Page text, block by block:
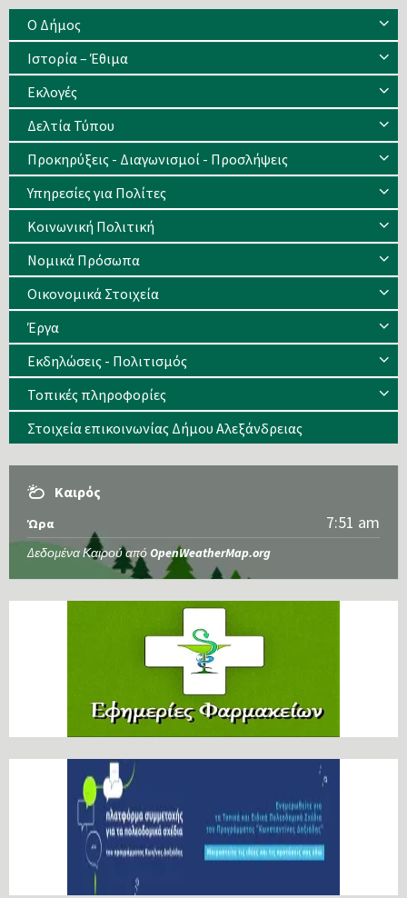
Ο Δήμος
Ιστορία – Έθιμα
Eκλογές
Δελτία Τύπου
Προκηρύξεις - Διαγωνισμοί - Προσλήψεις
Υπηρεσίες για Πολίτες
Κοινωνική Πολιτική
Νομικά Πρόσωπα
Οικονομικά Στοιχεία
Έργα
Εκδηλώσεις - Πολιτισμός
Τοπικές πληροφορίες
Στοιχεία επικοινωνίας Δήμου Αλεξάνδρειας
Καιρός
Ώρα 7:51 am
Δεδομένα Καιρού από OpenWeatherMap.org